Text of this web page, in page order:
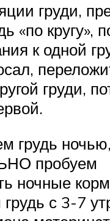
груди,
«по кругу»,
к одной
груди,
грудь ночью,
пробуем
ночные
с 3-7